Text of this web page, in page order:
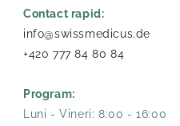
Contact rapid:
info@swissmedicus.de
+420 777 84 80 84
Program:
Luni - Vineri: 8:00 - 16:00